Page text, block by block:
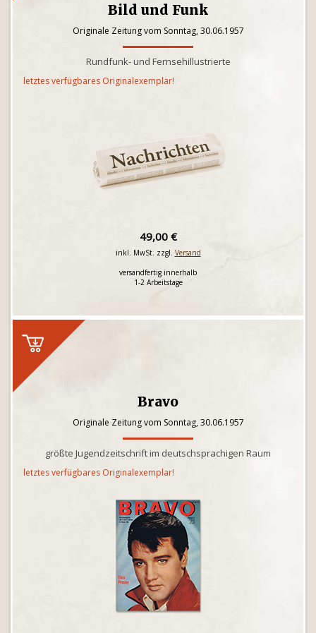
Bild und Funk
Originale Zeitung vom Sonntag, 30.06.1957
Rundfunk- und Fernsehillustrierte
letztes verfügbares Originalexemplar!
49,00 €
inkl. MwSt. zzgl. Versand
versandfertig innerhalb
1-2 Arbeitstage
Bravo
Originale Zeitung vom Sonntag, 30.06.1957
größte Jugendzeitschrift im deutschsprachigen Raum
letztes verfügbares Originalexemplar!